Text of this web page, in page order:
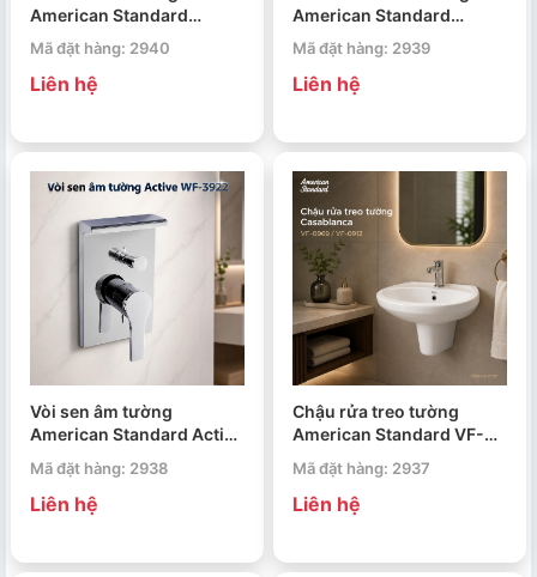
American Standard
Cygnet WF-0321
Mã đặt hàng: 2940
Liên hệ
American Standard
Milano WF-0921
Mã đặt hàng: 2939
Liên hệ
Vòi sen âm tường
American Standard Active
WF-3922
Mã đặt hàng: 2938
Liên hệ
Chậu rửa treo tường
American Standard VF-
0969 / VF-0912
Casablanca
Mã đặt hàng: 2937
Liên hệ